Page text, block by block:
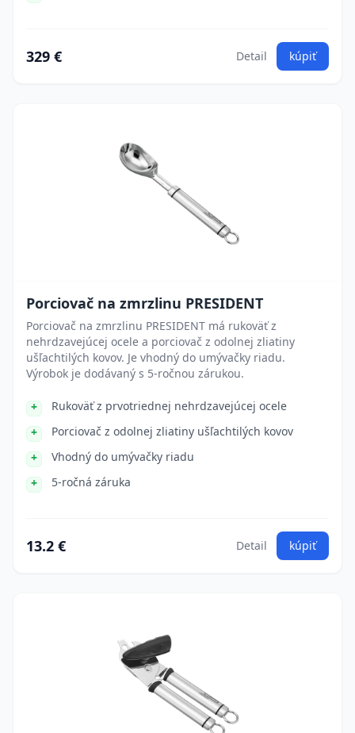
329 € Detail kúpiť
Porciovač na zmrzlinu PRESIDENT
Porciovač na zmrzlinu PRESIDENT má rukoväť z
nehrdzavejúcej ocele a porciovač z odolnej zliatiny
ušľachtilých kovov. Je vhodný do umývačky riadu.
Výrobok je dodávaný s 5-ročnou zárukou.
Rukoväť z prvotriednej nehrdzavejúcej ocele
Porciovač z odolnej zliatiny ušľachtilých kovov
Vhodný do umývačky riadu
5-ročná záruka
13.2 € Detail kúpiť